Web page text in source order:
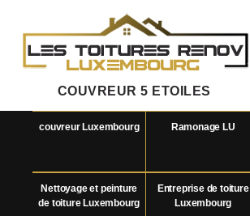
COUVREUR 5 ETOILES
couvreur Luxembourg Ramonage LU
Nettoyage et peinture
de toiture Luxembourg
Entreprise de toiture
Luxembourg